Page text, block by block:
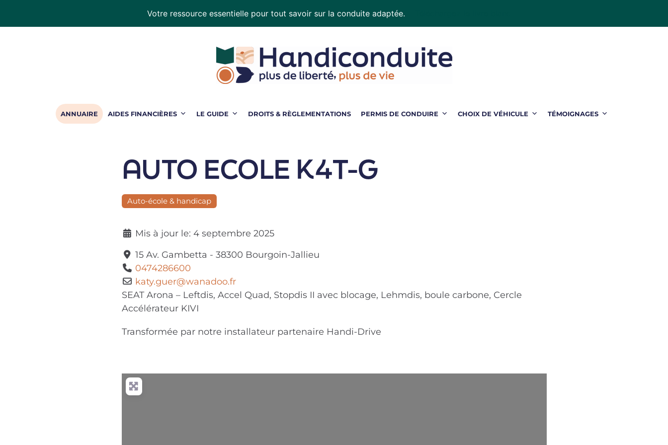
Votre ressource essentielle pour tout savoir sur la conduite adaptée.
ANNUAIRE AIDES FINANCIÈRES LE GUIDE DROITS & RÈGLEMENTATIONS PERMIS DE CONDUIRE CHOIX DE VÉHICULE TÉMOIGNAGES
AUTO ECOLE K4T-G
Auto-école & handicap
Mis à jour le: 4 septembre 2025
15 Av. Gambetta - 38300 Bourgoin-Jallieu
0474286600
katy.guer@wanadoo.fr
SEAT Arona – Leftdis, Accel Quad, Stopdis II avec blocage, Lehmdis, boule carbone, Cercle
Accélérateur KIVI
Transformée par notre installateur partenaire Handi-Drive